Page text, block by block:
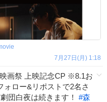
7月27日(月) 1:18
画祭 上映記念CP ※8.1お
ロー&リポストで2名さ
団白夜は続きます！ #森